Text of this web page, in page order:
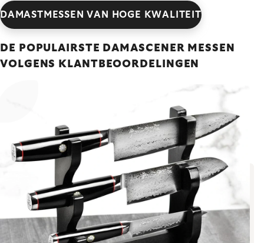
DAMASTMESSEN VAN HOGE KWALITEIT
DE POPULAIRSTE DAMASCENER MESSEN
VOLGENS KLANTBEOORDELINGEN